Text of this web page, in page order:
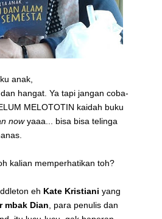
anak,
hangat. Ya tapi jangan coba-
MELOTOTIN kaidah buku
nowyaaa... bisa bisa telinga
kalian memperhatikan toh?
eh Kate Kristiani yang
mbak Dian , para penulis dan